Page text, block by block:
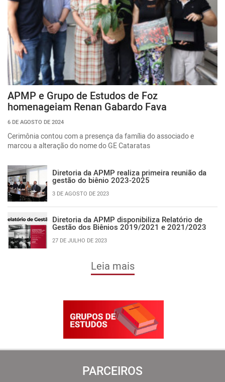
APMP e Grupo de Estudos de Foz
homenageiam Renan Gabardo Fava
6 DE AGOSTO DE 2024
Cerimônia contou com a presença da família do associado e
marcou a alteração do nome do GE Cataratas
Diretoria da APMP realiza primeira reunião da
gestão do biênio 2023-2025
3 DE AGOSTO DE 2023
Diretoria da APMP disponibiliza Relatório de
Gestão dos Biênios 2019/2021 e 2021/2023
27 DE JULHO DE 2023
Leia mais
PARCEIROS